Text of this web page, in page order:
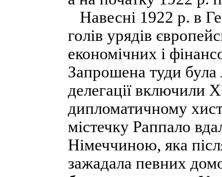
Навесні 1922 р. в
голів урядів
економічних і
Запрошена туди була
делегації включили
дипломатичному
містечку Раппало
Німеччиною, яка
зажадала певних